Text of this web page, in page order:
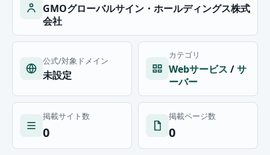
GMOグローバルサイン・ホールディングス株式
会社
公式/対象ドメイン
未設定
カテゴリ
Webサービス /サ
ーバー
掲載サイト数
0
掲載ページ数
0